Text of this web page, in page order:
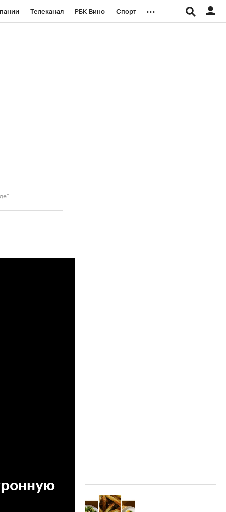
Телеканал РБК Вино Спорт ...